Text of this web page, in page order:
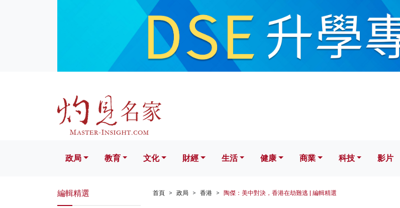
文化 財經 生活 健康 科技 影片
政局 教育 文化 財經 生活 健康 商業 科技 影片
首頁 政局 香港 陶傑：美中對決，香港在劫難逃 | 編輯精選
編輯精選